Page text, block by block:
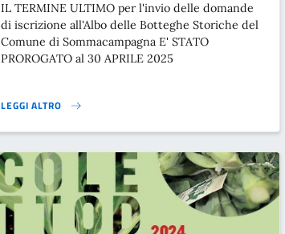
IL TERMINE ULTIMO per l'invio delle domande
di iscrizione all'Albo delle Botteghe Storiche del
Comune di Sommacampagna E' STATO
PROROGATO al 30 APRILE 2025
LEGGI ALTRO
PROROGA TERMINI PRESENTAZIONE DOMANDE - ALBO